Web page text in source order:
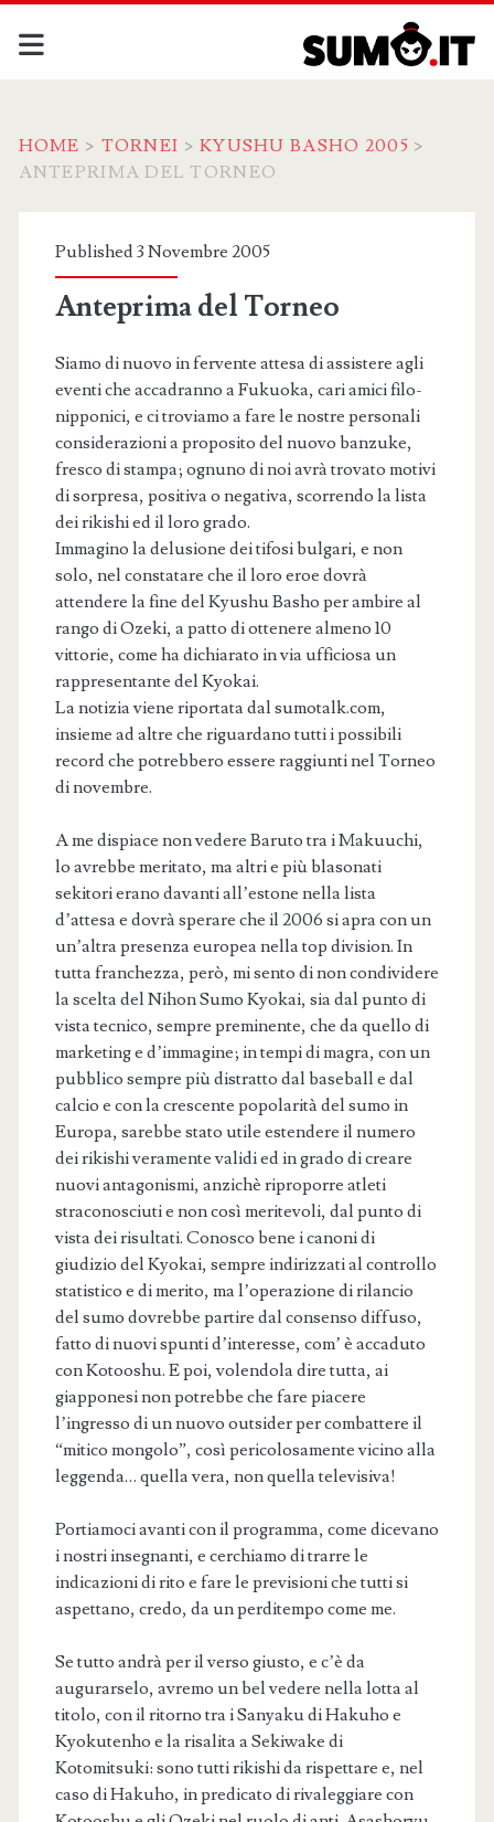
HOME > TORNEI >KYUSHU BASHO 2005 >
ANTEPRIMA DEL TORNEO
Published 3 Novembre 2005
Anteprima del Torneo
Siamo di nuovo in fervente attesa di assistere agli
eventi che accadranno a Fukuoka, cari amici filo-
nipponici, e ci troviamo a fare le nostre personali
considerazioni a proposito del nuovo banzuke,
fresco di stampa; ognuno di noi avrà trovato motivi
di sorpresa, positiva o negativa, scorrendo la lista
dei rikishi ed il loro grado.
Immagino la delusione dei tifosi bulgari, e non
solo, nel constatare che il loro eroe dovrà
attendere la fine del Kyushu Basho per ambire al
rango di Ozeki, a patto di ottenere almeno 10
vittorie, come ha dichiarato in via ufficiosa un
rappresentante del Kyokai.
La notizia viene riportata dal sumotalk.com,
insieme ad altre che riguardano tutti i possibili
record che potrebbero essere raggiunti nel Torneo
di novembre.
A me dispiace non vedere Baruto tra i Makuuchi,
lo avrebbe meritato, ma altri e più blasonati
sekitori erano davanti all’estone nella lista
d’attesa e dovrà sperare che il 2006 si apra con un
un’altra presenza europea nella top division. In
tutta franchezza, però, mi sento di non condividere
la scelta del Nihon Sumo Kyokai, sia dal punto di
vista tecnico, sempre preminente, che da quello di
marketing e d’immagine; in tempi di magra, con un
pubblico sempre più distratto dal baseball e dal
calcio e con la crescente popolarità del sumo in
Europa, sarebbe stato utile estendere il numero
dei rikishi veramente validi ed in grado di creare
nuovi antagonismi, anzichè riproporre atleti
straconosciuti e non così meritevoli, dal punto di
vista dei risultati. Conosco bene i canoni di
giudizio del Kyokai, sempre indirizzati al controllo
statistico e di merito, ma l’operazione di rilancio
del sumo dovrebbe partire dal consenso diffuso,
fatto di nuovi spunti d’interesse, com’ è accaduto
con Kotooshu. E poi, volendola dire tutta, ai
giapponesi non potrebbe che fare piacere
l’ingresso di un nuovo outsider per combattere il
“mitico mongolo”, così pericolosamente vicino alla
leggenda… quella vera, non quella televisiva!
Portiamoci avanti con il programma, come dicevano
i nostri insegnanti, e cerchiamo di trarre le
indicazioni di rito e fare le previsioni che tutti si
aspettano, credo, da un perditempo come me.
Se tutto andrà per il verso giusto, e c’è da
augurarselo, avremo un bel vedere nella lotta al
titolo, con il ritorno tra i Sanyaku di Hakuho e
Kyokutenho e la risalita a Sekiwake di
Kotomitsuki: sono tutti rikishi da rispettare e, nel
caso di Hakuho, in predicato di rivaleggiare con